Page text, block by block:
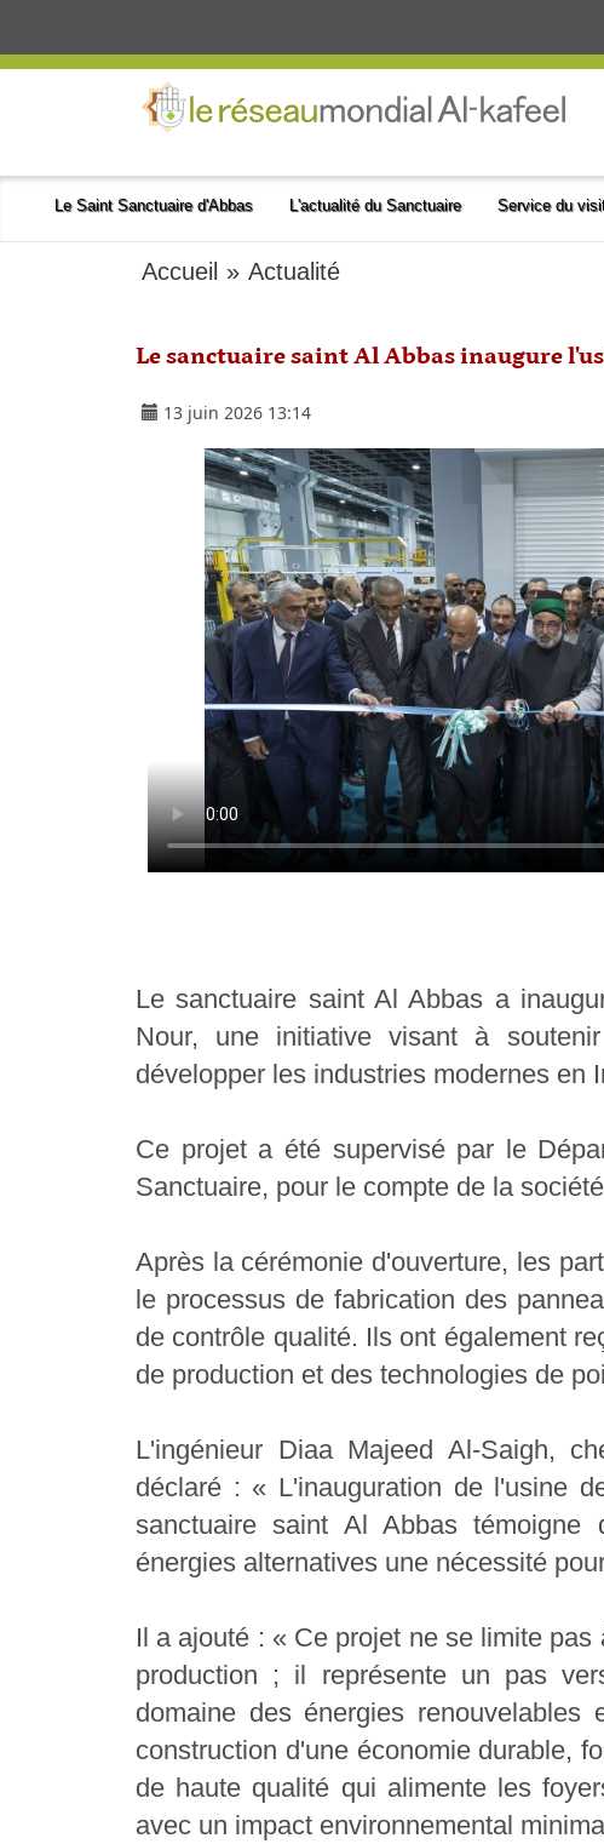
Le Saint Sanctuaire d'Abbas L'actualité du Sanctuaire Service du
Accueil »Actualité
Le sanctuaire saint Al Abbas inaugure
13 juin 2026 13:14
Le sanctuaire saint Al Abbas a
Nour, une initiative visant à
développer les industries modernes en
Ce projet a été supervisé par le
Sanctuaire, pour le compte de la
Après la cérémonie d'ouverture, les
le processus de fabrication des
de contrôle qualité. Ils ont également
de production et des technologies de
L'ingénieur Diaa Majeed Al-Saigh,
déclaré : « L'inauguration de l'usine
sanctuaire saint Al Abbas
énergies alternatives une nécessité
Il a ajouté : « Ce projet ne se limite
production ; il représente un pas
domaine des énergies
construction d'une économie durable,
de haute qualité qui alimente les
avec un impact environnemental